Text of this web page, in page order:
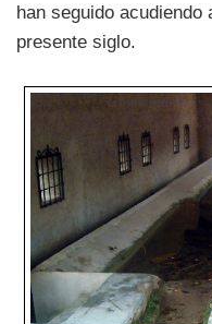
han seguido
presente siglo.